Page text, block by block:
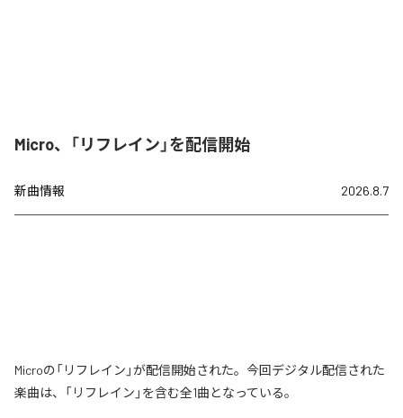
Micro、「リフレイン」を配信開始
新曲情報 2026.8.7
Microの「リフレイン」が配信開始された。今回デジタル配信された
楽曲は、「リフレイン」を含む全1曲となっている。